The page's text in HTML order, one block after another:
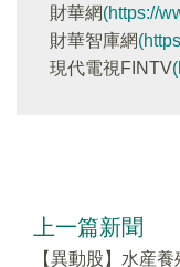
財華網(https://
財華智庫網
現代電視FINTV
上一篇新聞
【異動股】水産